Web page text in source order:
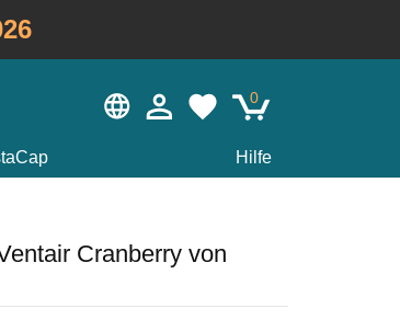
0
Hilfe
Cranberry von